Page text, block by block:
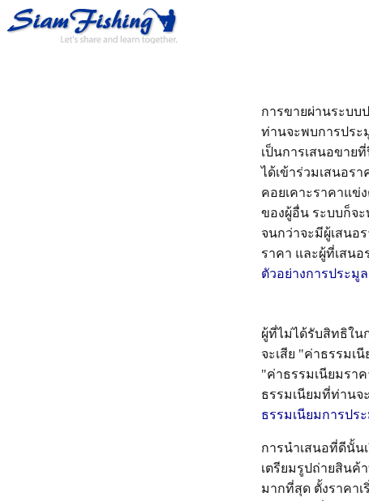
การขายผ่านระบบ
ท่านจะพบการประ
เป็นการเสนอขาย
ได้เข้าร่วมเสนอร
คอยเคาะราคาแข่
ของผู้อื่น ระบบก็จ
จนกว่าจะมีผู้เสนอ
ราคา และผู้ที่เสน
ตัวอย่างการประมูล
ผู้ที่ไม่ได้รับสิทธิใน
จะเสีย "ค่าธรรมเ
"ค่าธรรมเนียมรา
ธรรมเนียมที่ท่านจ
ธรรมเนียมการปร
การนำเสนอที่ดีนั้น
เตรียมรูปถ่ายสินค้
มากที่สุด ตั้งราคา